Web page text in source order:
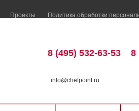
Проекты Политика обработки
8 (495) 532-63-53
info@chefpoint.ru
8